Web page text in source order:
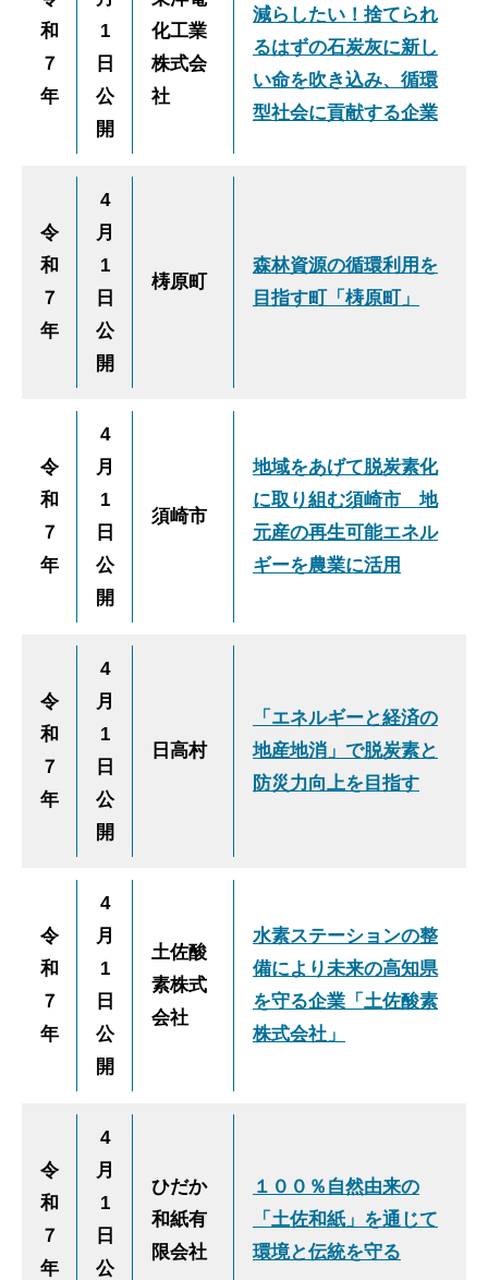
和
７
年
1
日
公
開
化工業
株式会
社
減らしたい！捨てられ
るはずの石炭灰に新し
い命を吹き込み、循環
型社会に貢献する企業
令
和
７
年
4
月
1
日
公
開
梼原町
森林資源の循環利用を
目指す町「梼原町」
令
和
７
年
4
月
1
日
公
開
須崎市
地域をあげて脱炭素化
に取り組む須崎市 地
元産の再生可能エネル
ギーを農業に活用
令
和
７
年
4
月
1
日
公
開
日高村
「エネルギーと経済の
地産地消」で脱炭素と
防災力向上を目指す
令
和
７
年
4
月
1
日
公
開
土佐酸
素株式
会社
水素ステーションの整
備により未来の高知県
を守る企業「土佐酸素
株式会社」
令
和
７
年
4
月
1
日
公
ひだか
和紙有
限会社
１００％自然由来の
「土佐和紙」を通じて
環境と伝統を守る